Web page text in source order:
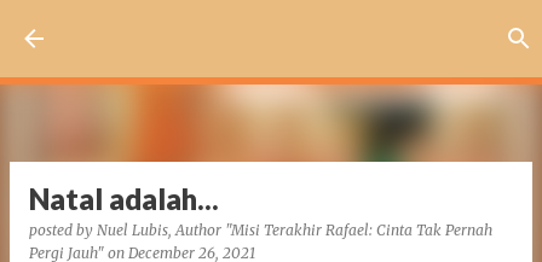
Natal adalah...
posted by Nuel Lubis, Author "Misi Terakhir Rafael: Cinta Tak Pernah
Pergi Jauh" on December 26, 2021